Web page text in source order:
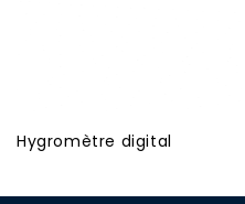
Hygromètre digital